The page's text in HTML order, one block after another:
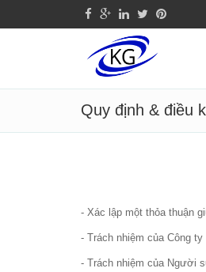
Quy định & điều
- Xác lập một thỏa thuận
- Trách nhiệm của Công
- Trách nhiệm của Người